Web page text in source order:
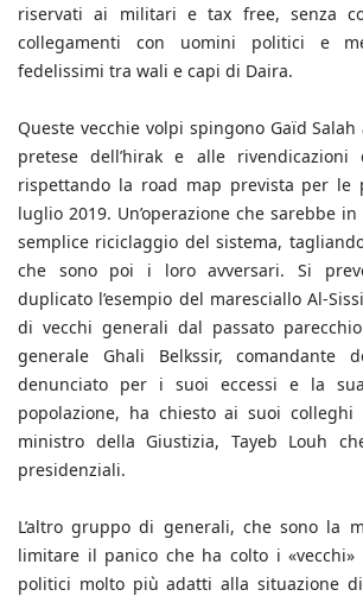
riservati ai militari e tax free, senza
collegamenti con uomini politici e
fedelissimi tra wali e capi di Daira.
Queste vecchie volpi spingono Gaïd
pretese dell’hirak e alle rivendicazioni
rispettando la road map prevista per le
luglio 2019. Un’operazione che sarebbe
semplice riciclaggio del sistema,
che sono poi i loro avversari. Si
duplicato l’esempio del maresciallo Al-
di vecchi generali dal passato
generale Ghali Belkssir, comandante
denunciato per i suoi eccessi e la
popolazione, ha chiesto ai suoi colleghi
ministro della Giustizia, Tayeb Louh
presidenziali.
L’altro gruppo di generali, che sono la
limitare il panico che ha colto i «vecchi»
politici molto più adatti alla situazione